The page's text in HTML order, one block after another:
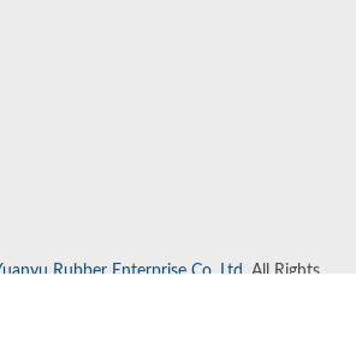
Rubber Enterprise Co. Ltd. All Rights